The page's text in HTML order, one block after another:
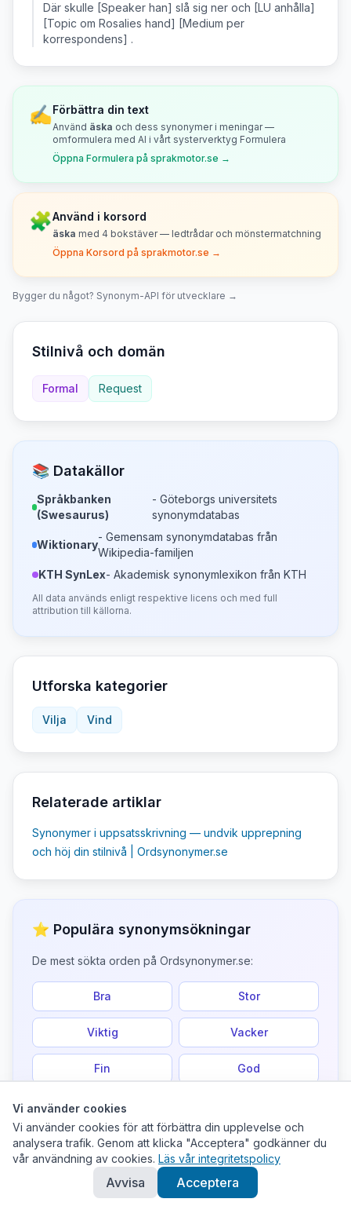
Där skulle [Speaker han] slå sig ner och [LU anhålla]
[Topic om Rosalies hand] [Medium per
korrespondens] .
✍️Förbättra din text
Använd äska och dess synonymer i meningar —
omformulera med AI i vårt systerverktyg Formulera
Öppna Formulera på sprakmotor.se →
🧩Använd i korsord
äska med 4 bokstäver — ledtrådar och mönstermatchning
Öppna Korsord på sprakmotor.se →
Bygger du något? Synonym-API för utvecklare →
Stilnivå och domän
Formal Request
📚 Datakällor
Språkbanken
(Swesaurus)
- Göteborgs universitets
synonymdatabas
Wiktionary
- Gemensam synonymdatabas från
Wikipedia-familjen
KTH SynLex- Akademisk synonymlexikon från KTH
All data används enligt respektive licens och med full
attribution till källorna.
Utforska kategorier
Vilja Vind
Relaterade artiklar
Synonymer i uppsatsskrivning — undvik upprepning
och höj din stilnivå | Ordsynonymer.se
⭐ Populära synonymsökningar
De mest sökta orden på Ordsynonymer.se:
Bra Stor
Viktig Vacker
Fin God
Glad
Ledsen Arg
💡 Tips: Använd dessa ord för att bygga upp ditt svenska
Vi använder cookies
Vi använder cookies för att förbättra din upplevelse och
analysera trafik. Genom att klicka "Acceptera" godkänner du
vår användning av cookies. Läs vår integritetspolicy
Avvisa Acceptera